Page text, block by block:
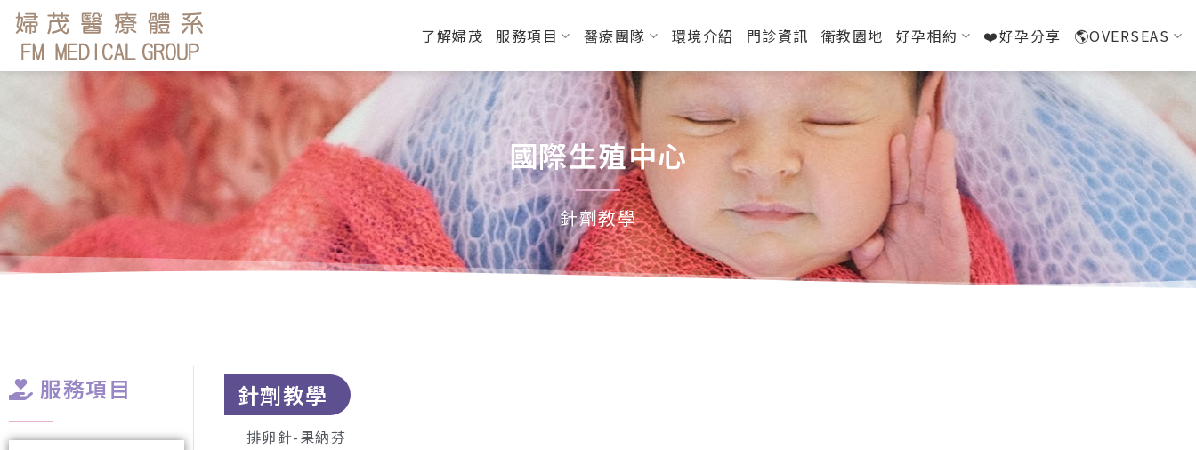
了解婦茂 服務項目 醫療團隊 環境介紹 門診資訊 衛教園地 好孕相約 ❤️好孕分享 🌎OVERSEAS
國際生殖中心
針劑教學
服務項目 針劑教學
排卵針-果納芬